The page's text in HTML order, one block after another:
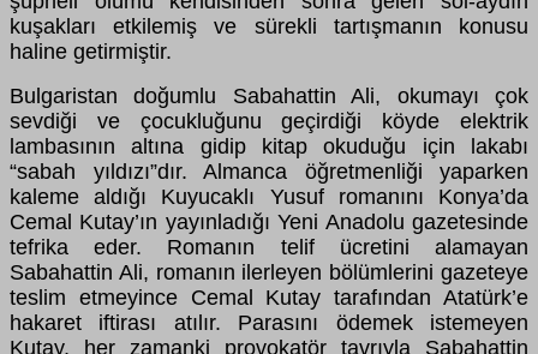
kuşakları etkilemiş ve sürekli tartışmanın konusu
haline getirmiştir.
Bulgaristan doğumlu Sabahattin Ali, okumayı çok
sevdiği ve çocukluğunu geçirdiği köyde elektrik
lambasının altına gidip kitap okuduğu için lakabı
“sabah yıldızı”dır. Almanca öğretmenliği yaparken
kaleme aldığı Kuyucaklı Yusuf romanını Konya’da
Cemal Kutay’ın yayınladığı Yeni Anadolu gazetesinde
tefrika eder. Romanın telif ücretini alamayan
Sabahattin Ali, romanın ilerleyen bölümlerini gazeteye
teslim etmeyince Cemal Kutay tarafından Atatürk’e
hakaret iftirası atılır. Parasını ödemek istemeyen
Kutay, her zamanki provokatör tavrıyla Sabahattin